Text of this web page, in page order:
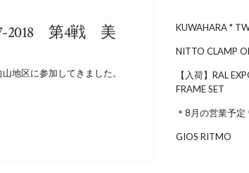
2018 第4戦 美
区に参加してきました。
KUWAHARA *
NITTO CLAMP
【入荷】RAL
FRAME SET
＊8月の営業予定
GIOS RITMO